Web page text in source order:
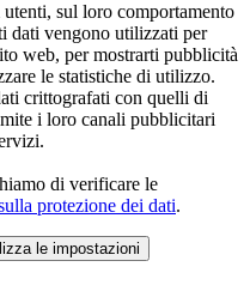
sul loro comportamento
dati vengono utilizzati per
web, per mostrarti pubblicità
le statistiche di utilizzo.
crittografati con quelli di
i loro canali pubblicitari
di verificare le
protezione dei dati.
le impostazioni